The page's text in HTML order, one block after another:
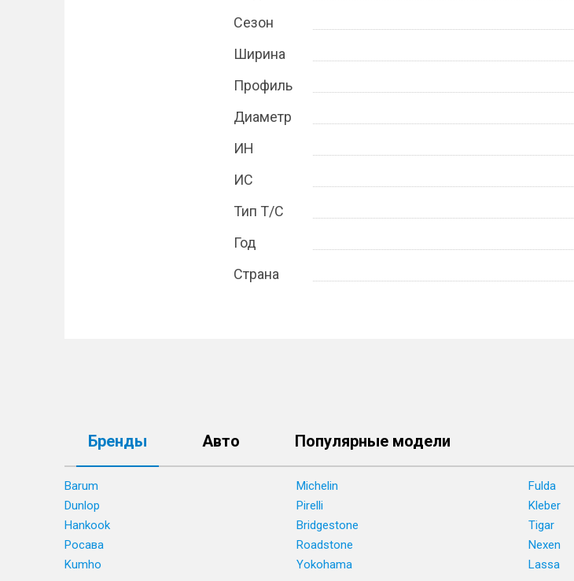
Сезон
Ширина
Профиль
Диаметр
ИН
ИС
Тип Т/С
Год
Страна
Бренды Авто Популярные модели
Barum Michelin Fulda
Dunlop
Pirelli Kleber
Hankook
Bridgestone Tigar
Росава
Roadstone Nexen
Kumho
Yokohama Lassa